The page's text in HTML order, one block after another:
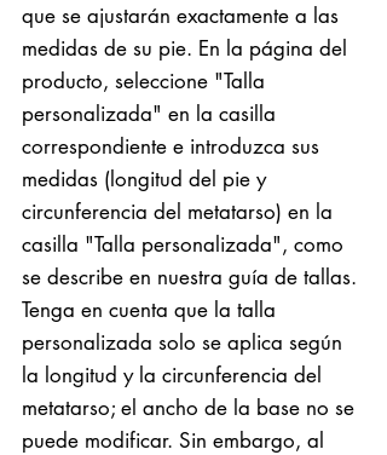
que se ajustarán exactamente a las
medidas de su pie. En la página del
producto, seleccione "Talla
personalizada" en la casilla
correspondiente e introduzca sus
medidas (longitud del pie y
circunferencia del metatarso) en la
casilla "Talla personalizada", como
se describe en nuestra guía de tallas.
Tenga en cuenta que la talla
personalizada solo se aplica según
la longitud y la circunferencia del
metatarso; el ancho de la base no se
puede modificar. Sin embargo, al